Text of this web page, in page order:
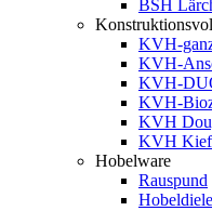
BSH
KVH-
KVH-
KVH-
KVH-
KVH
KVH
Hobelware
Rauspund